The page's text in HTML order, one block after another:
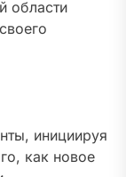
области
инициируя
как новое